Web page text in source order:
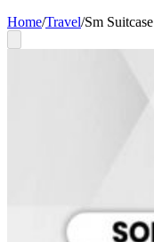
Home/Travel/Sm